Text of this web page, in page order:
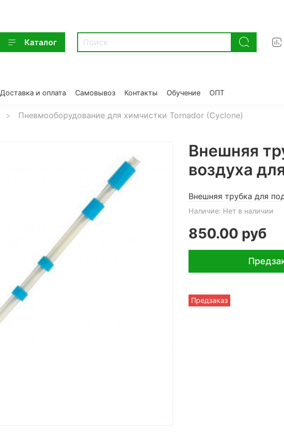
Каталог
Доставка и оплата Самовывоз Контакты Обучение ОПТ
Пневмооборудование для химчистки Tornador (Cyclone)
Наличие: Нет в наличии
Предзаказ
Внешняя
воздуха
850.00 руб
Внешняя трубка для